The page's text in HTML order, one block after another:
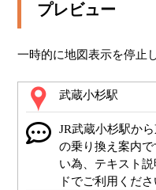
プレビュー
一時的に地図表示を停止
武蔵小杉駅
JR武蔵小杉駅か
の乗り換え案内
い為、テキスト
ドでご利用くださ